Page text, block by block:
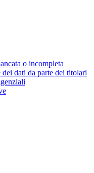
o incompleta
dati da parte dei titolari